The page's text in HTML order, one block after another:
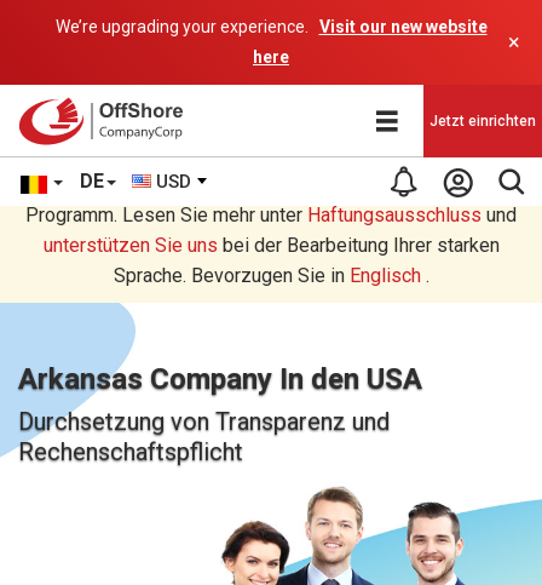
We’re upgrading your experience.
Visit our new website
here
×
DE USD
Jetzt einrichten
Sie lesen eine Deutsche Übersetzung durch ein AI-
Programm. Lesen Sie mehr unter Haftungsausschluss und
unterstützen Sie uns bei der Bearbeitung Ihrer starken
Sprache. Bevorzugen Sie in Englisch.
Arkansas Company In den USA
Durchsetzung von Transparenz und
Rechenschaftspflicht